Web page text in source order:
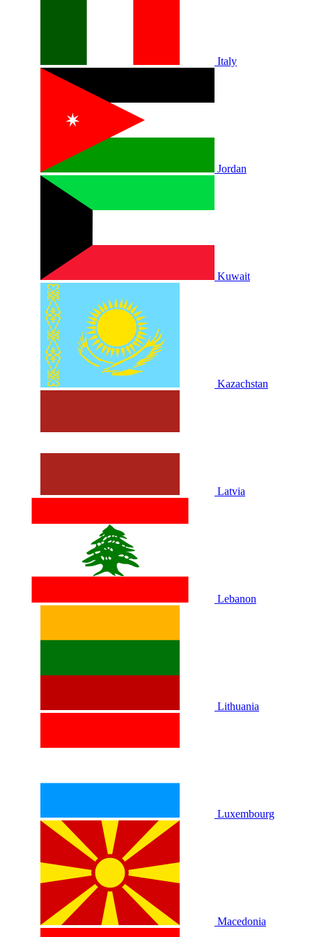
Italy
Jordan
Kuwait
Kazachstan
Latvia
Lebanon
Lithuania
Luxembourg
Macedonia